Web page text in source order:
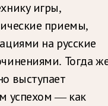
игры,
приемы,
на русские
Тогда
выступает
успехом — как